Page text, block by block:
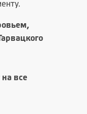
все